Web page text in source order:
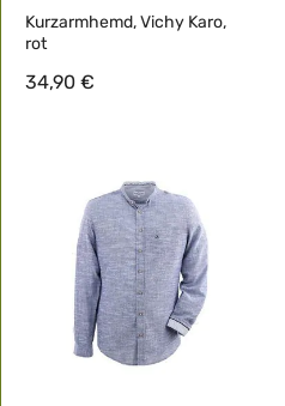
Kurzarmhemd, Vichy Karo,
rot
34,90 €